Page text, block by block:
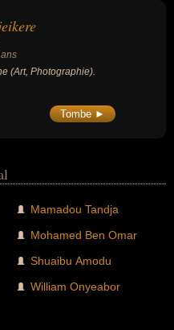
(Art, Photographie).
Tombe ►
Mamadou Tandja
Mohamed Ben Omar
Shuaibu Amodu
William Onyeabor